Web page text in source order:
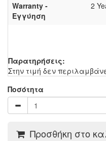
Warranty -
Εγγύηση
2
Παρατηρήσεις:
Στην τιμή δεν
Ποσότητα
Προσθήκη στο